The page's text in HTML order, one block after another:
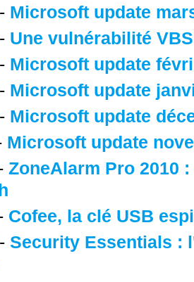
- Microsoft update
- Une vulnérabilité
- Microsoft update
- Microsoft update
- Microsoft update
Microsoft update
ZoneAlarm Pro 2010
Cofee, la clé USB
- Security Essentials :